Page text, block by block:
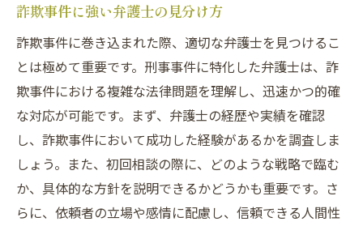
詐欺事件に強い弁護士の見分け方
詐欺事件に巻き込まれた際、適切な弁護士を見つけるこ
とは極めて重要です。刑事事件に特化した弁護士は、詐
欺事件における複雑な法律問題を理解し、迅速かつ的確
な対応が可能です。まず、弁護士の経歴や実績を確認
し、詐欺事件において成功した経験があるかを調査しま
しょう。また、初回相談の際に、どのような戦略で臨む
か、具体的な方針を説明できるかどうかも重要です。さ
らに、依頼者の立場や感情に配慮し、信頼できる人間性